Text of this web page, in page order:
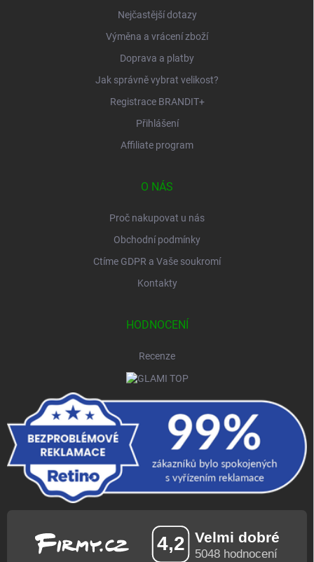
Nejčastější dotazy
Výměna a vrácení zboží
Doprava a platby
Jak správně vybrat velikost?
Registrace BRANDIT+
Přihlášení
Affiliate program
O NÁS
Proč nakupovat u nás
Obchodní podmínky
Ctíme GDPR a Vaše soukromí
Kontakty
HODNOCENÍ
Recenze